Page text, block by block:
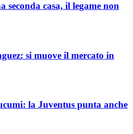
seconda casa, il legame non
si muove il mercato in
la Juventus punta anche